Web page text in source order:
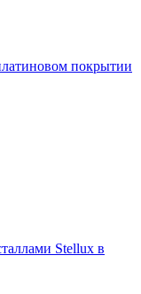
покрытии
Stellux в